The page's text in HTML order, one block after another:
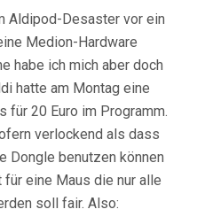
Aldipod-Desaster vor ein
Medion-Hardware
habe ich mich aber doch
hatte am Montag eine
für 20 Euro im Programm.
verlockend als dass
Dongle benutzen können
eine Maus die nur alle
soll fair. Also: